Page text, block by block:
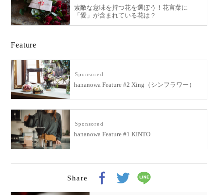
素敵な意味を持つ花を選ぼう！花言葉に
「愛」が含まれている花は？
Feature
Sponsored
hananowa Feature #2 Xing（シンフラワー）
Sponsored
hananowa Feature #1 KINTO
Share